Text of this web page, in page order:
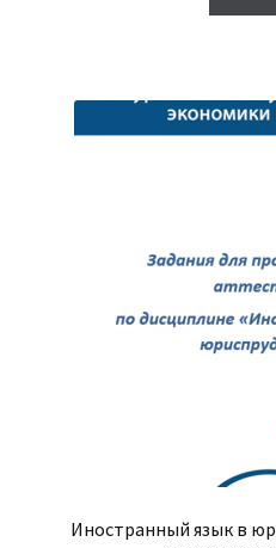
Иностранный язык в